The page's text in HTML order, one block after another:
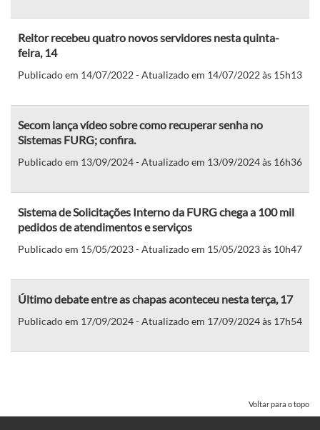
Reitor recebeu quatro novos servidores nesta quinta-
feira, 14
Publicado em 14/07/2022 - Atualizado em 14/07/2022 às 15h13
Secom lança vídeo sobre como recuperar senha no
Sistemas FURG; confira.
Publicado em 13/09/2024 - Atualizado em 13/09/2024 às 16h36
Sistema de Solicitações Interno da FURG chega a 100 mil
pedidos de atendimentos e serviços
Publicado em 15/05/2023 - Atualizado em 15/05/2023 às 10h47
Último debate entre as chapas aconteceu nesta terça, 17
Publicado em 17/09/2024 - Atualizado em 17/09/2024 às 17h54
Voltar para o topo